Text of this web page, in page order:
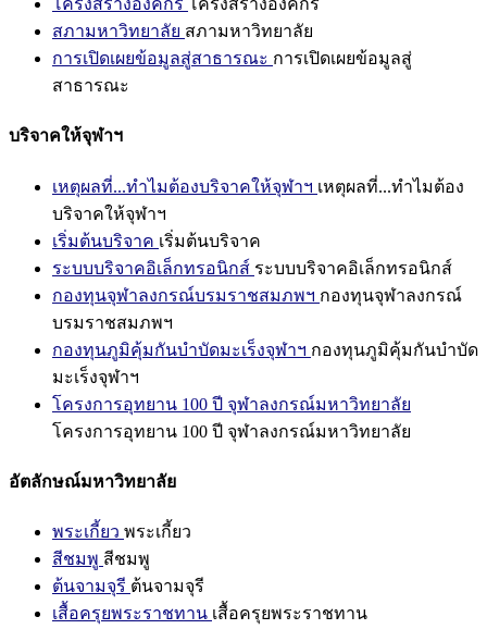
โครงสร้างองค์กร โครงสร้างองค์กร
สภามหาวิทยาลัย สภามหาวิทยาลัย
การเปิดเผยข้อมูลสู่สาธารณะ การเปิดเผยข้อมูลสู่
สาธารณะ
บริจาคให้จุฬาฯ
เหตุผลที่...ทำไมต้องบริจาคให้จุฬาฯ เหตุผลที่...ทำไมต้อง
บริจาคให้จุฬาฯ
เริ่มต้นบริจาค เริ่มต้นบริจาค
ระบบบริจาคอิเล็กทรอนิกส์ ระบบบริจาคอิเล็กทรอนิกส์
กองทุนจุฬาลงกรณ์บรมราชสมภพฯ กองทุนจุฬาลงกรณ์
บรมราชสมภพฯ
กองทุนภูมิคุ้มกันบำบัดมะเร็งจุฬาฯ กองทุนภูมิคุ้มกันบำบัด
มะเร็งจุฬาฯ
โครงการอุทยาน 100 ปี จุฬาลงกรณ์มหาวิทยาลัย
โครงการอุทยาน 100 ปี จุฬาลงกรณ์มหาวิทยาลัย
อัตลักษณ์มหาวิทยาลัย
พระเกี้ยว พระเกี้ยว
สีชมพู สีชมพู
ต้นจามจุรี ต้นจามจุรี
เสื้อครุยพระราชทาน เสื้อครุยพระราชทาน